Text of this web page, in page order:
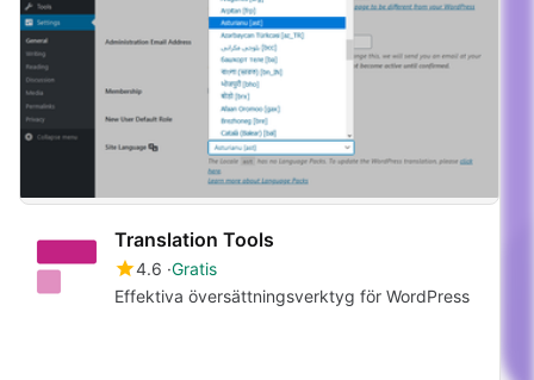
Translation Tools
4.6 Gratis
Effektiva översättningsverktyg för WordPress